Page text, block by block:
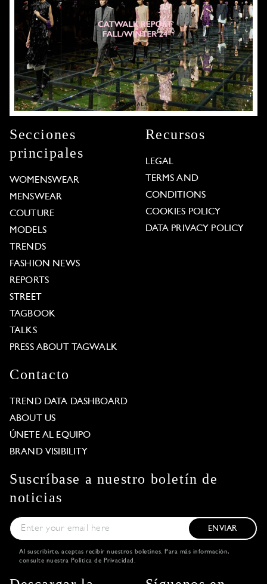
Secciones
principales
WOMENSWEAR
MENSWEAR
COUTURE
MODELS
TRENDS
FASHION NEWS
REPORTS
STREET
TAGBOOK
TALKS
PRESS ABOUT TAGWALK
Recursos
LEGAL
TERMS AND
CONDITIONS
COOKIES POLICY
DATA PRIVACY POLICY
Contacto
TREND DATA DASHBOARD
ABOUT US
ÚNETE AL EQUIPO
BRAND VISIBILITY
Suscríbase a nuestro boletín de
noticias
ENVIAR
Al suscribirte, aceptas recibir nuestros boletines. Para más información,
consulte nuestra Política de Privacidad .